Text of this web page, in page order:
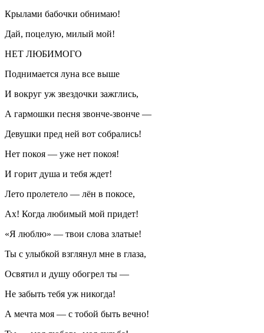
Крылами бабочки обнимаю!
Дай, поцелую, милый мой!
НЕТ ЛЮБИМОГО
Поднимается луна все выше
И вокруг уж звездочки зажглись,
А гармошки песня звонче-звонче —
Девушки пред ней вот собрались!
Нет покоя — уже нет покоя!
И горит душа и тебя ждет!
Лето пролетело — лён в покосе,
Ах! Когда любимый мой придет!
«Я люблю» — твои слова златые!
Ты с улыбкой взглянул мне в глаза,
Освятил и душу обогрел ты —
Не забыть тебя уж никогда!
А мечта моя — с тобой быть вечно!